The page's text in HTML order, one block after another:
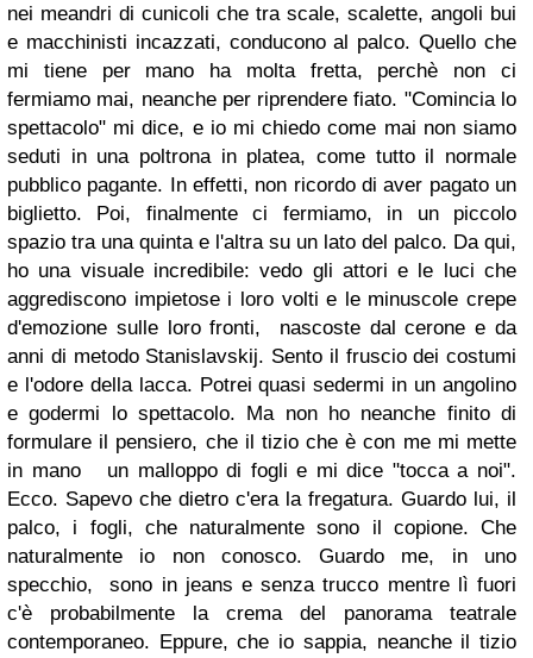
nei meandri di cunicoli che tra scale, scalette, angoli bui
e macchinisti incazzati, conducono al palco. Quello che
mi tiene per mano ha molta fretta, perchè non ci
fermiamo mai, neanche per riprendere fiato. "Comincia lo
spettacolo" mi dice, e io mi chiedo come mai non siamo
seduti in una poltrona in platea, come tutto il normale
pubblico pagante. In effetti, non ricordo di aver pagato un
biglietto. Poi, finalmente ci fermiamo, in un piccolo
spazio tra una quinta e l'altra su un lato del palco. Da qui,
ho una visuale incredibile: vedo gli attori e le luci che
aggrediscono impietose i loro volti e le minuscole crepe
d'emozione sulle loro fronti, nascoste dal cerone e da
anni di metodo Stanislavskij. Sento il fruscio dei costumi
e l'odore della lacca. Potrei quasi sedermi in un angolino
e godermi lo spettacolo. Ma non ho neanche finito di
formulare il pensiero, che il tizio che è con me mi mette
in mano un malloppo di fogli e mi dice "tocca a noi".
Ecco. Sapevo che dietro c'era la fregatura. Guardo lui, il
palco, i fogli, che naturalmente sono il copione. Che
naturalmente io non conosco. Guardo me, in uno
specchio, sono in jeans e senza trucco mentre lì fuori
c'è probabilmente la crema del panorama teatrale
contemporaneo. Eppure, che io sappia, neanche il tizio